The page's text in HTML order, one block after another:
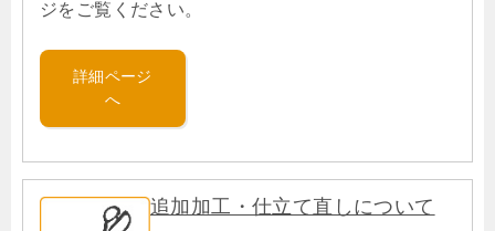
ジをご覧ください。
詳細ページ
へ
追加加工・仕立て直しについて